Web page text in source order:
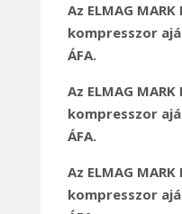
Az ELMAG
kompresszor
ÁFA.
Az ELMAG
kompresszor
ÁFA.
Az ELMAG
kompresszor